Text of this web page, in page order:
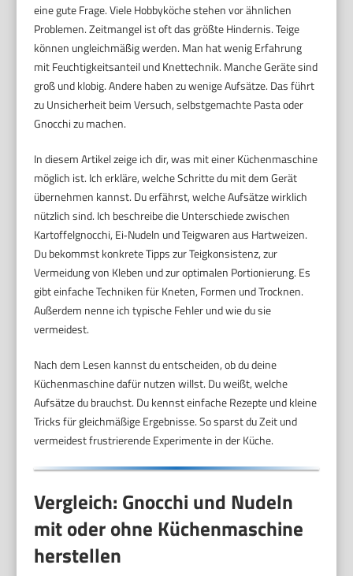
eine gute Frage. Viele Hobbyköche stehen vor ähnlichen
Problemen. Zeitmangel ist oft das größte Hindernis. Teige
können ungleichmäßig werden. Man hat wenig Erfahrung
mit Feuchtigkeitsanteil und Knettechnik. Manche Geräte sind
groß und klobig. Andere haben zu wenige Aufsätze. Das führt
zu Unsicherheit beim Versuch, selbstgemachte Pasta oder
Gnocchi zu machen.
In diesem Artikel zeige ich dir, was mit einer Küchenmaschine
möglich ist. Ich erkläre, welche Schritte du mit dem Gerät
übernehmen kannst. Du erfährst, welche Aufsätze wirklich
nützlich sind. Ich beschreibe die Unterschiede zwischen
Kartoffelgnocchi, Ei‑Nudeln und Teigwaren aus Hartweizen.
Du bekommst konkrete Tipps zur Teigkonsistenz, zur
Vermeidung von Kleben und zur optimalen Portionierung. Es
gibt einfache Techniken für Kneten, Formen und Trocknen.
Außerdem nenne ich typische Fehler und wie du sie
vermeidest.
Nach dem Lesen kannst du entscheiden, ob du deine
Küchenmaschine dafür nutzen willst. Du weißt, welche
Aufsätze du brauchst. Du kennst einfache Rezepte und kleine
Tricks für gleichmäßige Ergebnisse. So sparst du Zeit und
vermeidest frustrierende Experimente in der Küche.
Vergleich: Gnocchi und Nudeln
mit oder ohne Küchenmaschine
herstellen